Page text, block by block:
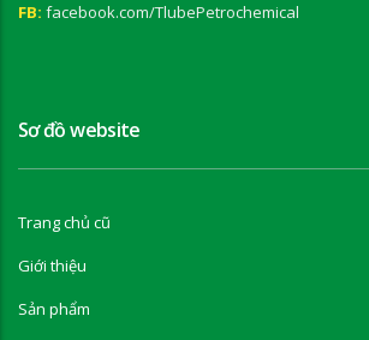
FB: facebook.com/TlubePetrochemical
Sơ đồ website
Trang chủ cũ
Giới thiệu
Sản phẩm